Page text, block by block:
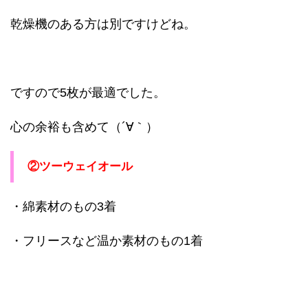
乾燥機のある方は別ですけどね。
ですので5枚が最適でした。
心の余裕も含めて（´∀｀）
②ツーウェイオール
・綿素材のもの3着
・フリースなど温か素材のもの1着